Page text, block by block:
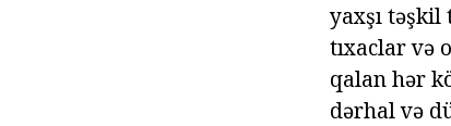
yaxşı təşkil
tıxaclar və
qalan hər
dərhal və